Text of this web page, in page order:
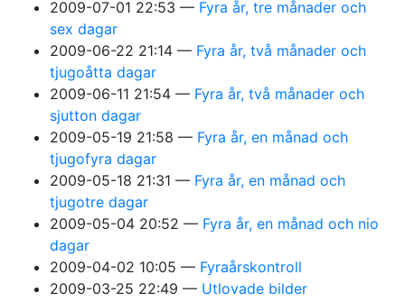
2009-07-01 22:53
Fyra år, tre månader och
sex dagar
2009-06-22 21:14
Fyra år, två månader och
tjugoåtta dagar
2009-06-11 21:54
Fyra år, två månader och
sjutton dagar
2009-05-19 21:58
Fyra år, en månad och
tjugofyra dagar
2009-05-18 21:31
Fyra år, en månad och
tjugotre dagar
2009-05-04 20:52
Fyra år, en månad och nio
dagar
2009-04-02 10:05
Fyraårskontroll
2009-03-25 22:49
Utlovade bilder